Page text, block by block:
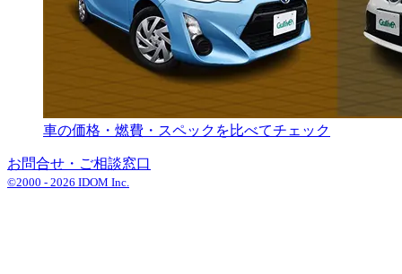
車の価格・燃費・スペックを比べてチェック
お問合せ・ご相談窓口
©2000 - 2026 IDOM Inc.